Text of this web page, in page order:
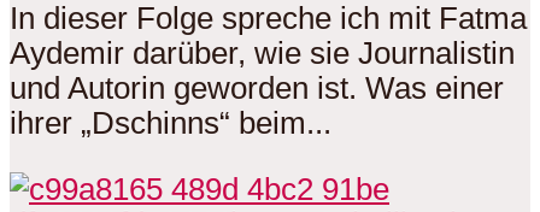
In dieser Folge spreche ich mit Fatma
Aydemir darüber, wie sie Journalistin
und Autorin geworden ist. Was einer
ihrer „Dschinns“ beim...